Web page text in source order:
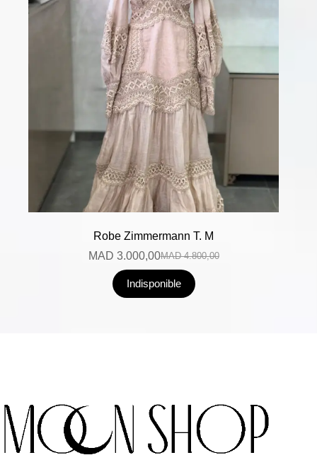
Robe Zimmermann T. M
MAD4.800,00
MAD 3.000,00
Indisponible